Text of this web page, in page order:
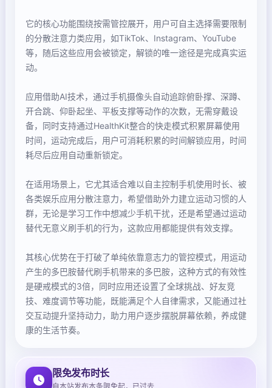
它的核心功能围绕按需管控展开，用户可自主选择需要限制
的分散注意力类应用，如TikTok、Instagram、YouTube
等，随后这些应用会被锁定，解锁的唯一途径是完成真实运
动。
应用借助AI技术，通过手机摄像头自动追踪俯卧撑、深蹲、
开合跳、仰卧起坐、平板支撑等动作的次数，无需穿戴设
备，同时支持通过HealthKit整合的快走模式积累屏幕使用
时间，运动完成后，用户可消耗积累的时间解锁应用，时间
耗尽后应用自动重新锁定。
在适用场景上，它尤其适合难以自主控制手机使用时长、被
各类娱乐应用分散注意力，希望借助外力建立运动习惯的人
群，无论是学习工作中想减少手机干扰，还是希望通过运动
替代无意义刷手机的行为，这款应用都能提供有效支撑。
其核心优势在于打破了单纯依靠意志力的管控模式，用运动
产生的多巴胺替代刷手机带来的多巴胺，这种方式的有效性
是硬戒模式的3倍，同时应用还设置了全球挑战、好友竞
技、难度调节等功能，既能满足个人自律需求，又能通过社
交互动提升坚持动力，助力用户逐步摆脱屏幕依赖，养成健
康的生活节奏。
限免发布时长